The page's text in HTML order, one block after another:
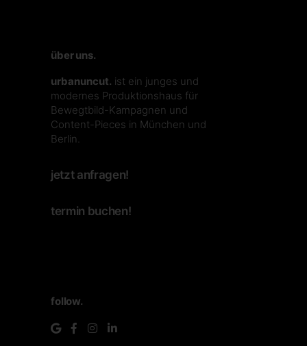
über uns.
urbanuncut. ist ein junges und
modernes Produktionshaus für
Bewegtbild-Kampagnen und
Content-Pieces in München und
Berlin.
jetzt anfragen!
termin buchen!
follow.